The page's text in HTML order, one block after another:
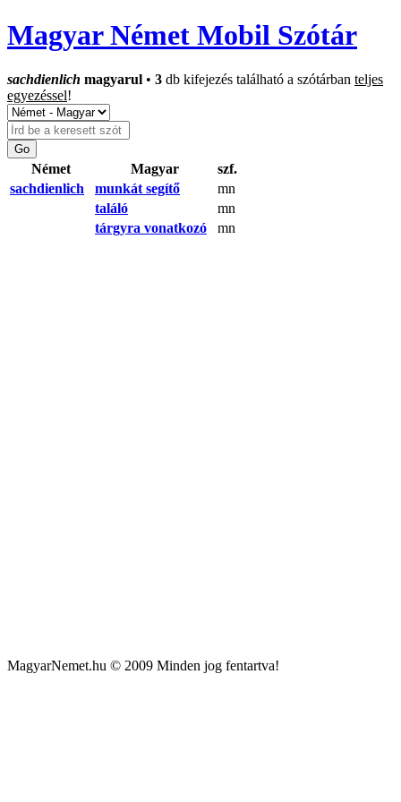
Magyar Német Mobil Szótár
sachdienlich magyarul • 3 db kifejezés található a szótárban teljes
egyezéssel!
Német Magyar
szf.
sachdienlich
munkát segítő
mn
találó
mn
tárgyra vonatkozó
mn
MagyarNemet.hu © 2009 Minden jog fentartva!